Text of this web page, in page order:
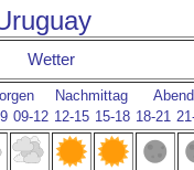
Wetter
Nachmittag
Abend
09-12 12-15 15-18 18-21